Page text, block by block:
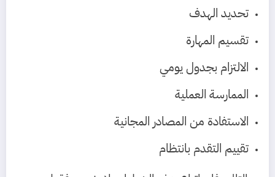
تحديد الهدف
تقسيم المهارة
الالتزام بجدول يومي
الممارسة العملية
الاستفادة من المصادر المجانية
تقييم التقدم بانتظام